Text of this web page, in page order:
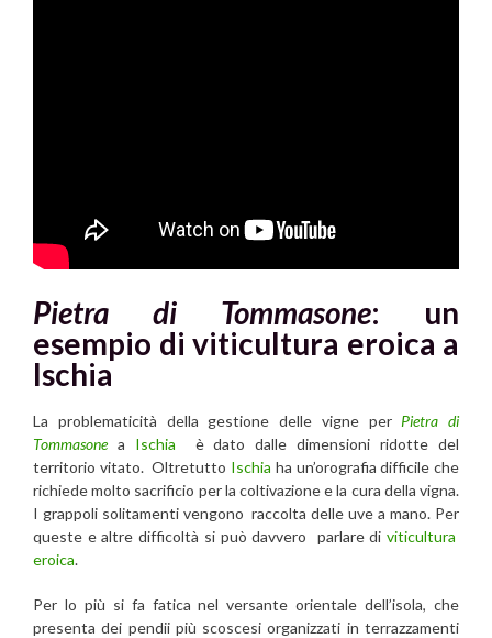
Pietra di Tommasone: un
esempio di viticultura eroica a
Ischia
La problematicità della gestione delle vigne per Pietra di
Tommasonea Ischia
è dato dalle dimensioni ridotte del
territorio vitato. Oltretutto Ischia ha un’orografia difficile che
richiede molto sacrificio per la coltivazione e la cura della vigna.
I grappoli solitamenti vengono raccolta delle uve a mano. Per
queste e altre difficoltà si può davvero parlare di viticultura
eroica.
Per lo più si fa fatica nel versante orientale dell’isola, che
presenta dei pendii più scoscesi organizzati in terrazzamenti